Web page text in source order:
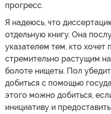
прогресс.
Я надеюсь, что
отдельную книгу. Она
указателем тем, кто
стремительно растущим
болоте нищеты. Пол
добиться с помощью
этого можно добиться,
инициативу и